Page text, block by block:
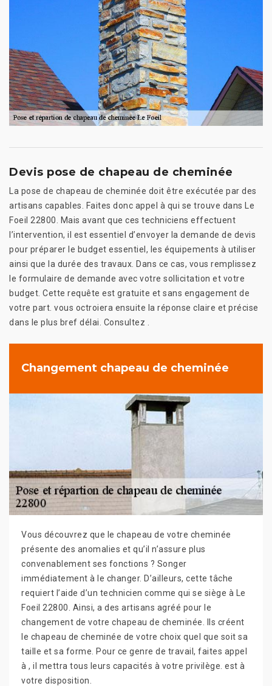
Devis pose de chapeau de cheminée
La pose de chapeau de cheminée doit être exécutée par des
artisans capables. Faites donc appel à qui se trouve dans Le
Foeil 22800. Mais avant que ces techniciens effectuent
l’intervention, il est essentiel d’envoyer la demande de devis
pour préparer le budget essentiel, les équipements à utiliser
ainsi que la durée des travaux. Dans ce cas, vous remplissez
le formulaire de demande avec votre sollicitation et votre
budget. Cette requête est gratuite et sans engagement de
votre part. vous octroiera ensuite la réponse claire et précise
dans le plus bref délai. Consultez .
Changement chapeau de cheminée
Vous découvrez que le chapeau de votre cheminée
présente des anomalies et qu’il n’assure plus
convenablement ses fonctions ? Songer
immédiatement à le changer. D’ailleurs, cette tâche
requiert l’aide d’un technicien comme qui se siège à Le
Foeil 22800. Ainsi, a des artisans agréé pour le
changement de votre chapeau de cheminée. Ils créent
le chapeau de cheminée de votre choix quel que soit sa
taille et sa forme. Pour ce genre de travail, faites appel
à , il mettra tous leurs capacités à votre privilège. est à
votre disposition.